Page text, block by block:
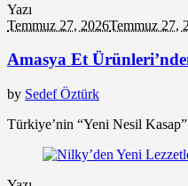
Yazı
Temmuz 27, 2026Temmuz 27,
Amasya Et
by Sedef Öztürk
Türkiye’nin “Yeni Nesil